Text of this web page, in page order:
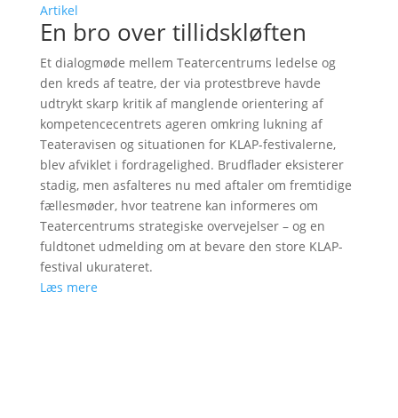
Artikel
En bro over tillidskløften
Et dialogmøde mellem Teatercentrums ledelse og
den kreds af teatre, der via protestbreve havde
udtrykt skarp kritik af manglende orientering af
kompetencecentrets ageren omkring lukning af
Teateravisen og situationen for KLAP-festivalerne,
blev afviklet i fordragelighed. Brudflader eksisterer
stadig, men asfalteres nu med aftaler om fremtidige
fællesmøder, hvor teatrene kan informeres om
Teatercentrums strategiske overvejelser – og en
fuldtonet udmelding om at bevare den store KLAP-
festival ukurateret.
Læs mere